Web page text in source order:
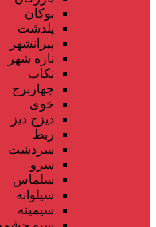
بوکان
پلدشت
پیرانشهر
تازه شهر
تکاب
چهاربرج
خوی
دیزج دیز
ربط
سردشت
سرو
سلماس
سیلوانه
سیمینه